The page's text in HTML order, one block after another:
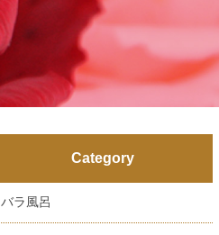
Category
バラ風呂